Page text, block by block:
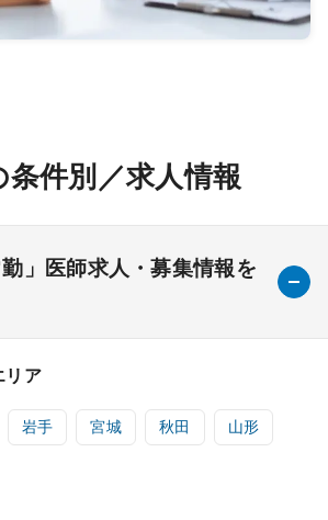
条件別／求人情報
」医師求人・募集情報を
リア
岩手 宮城 秋田 山形